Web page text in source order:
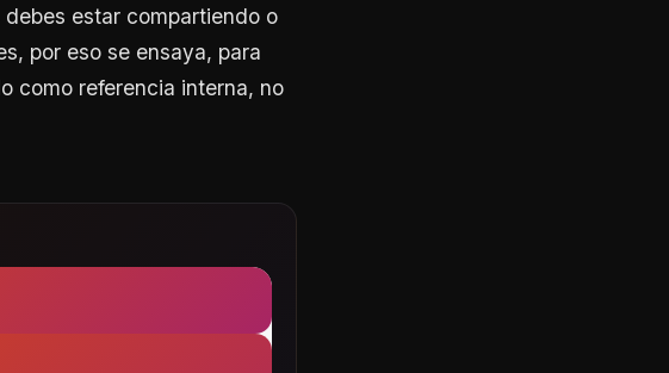
estar compartiendo o
por eso se ensaya, para
como referencia interna, no